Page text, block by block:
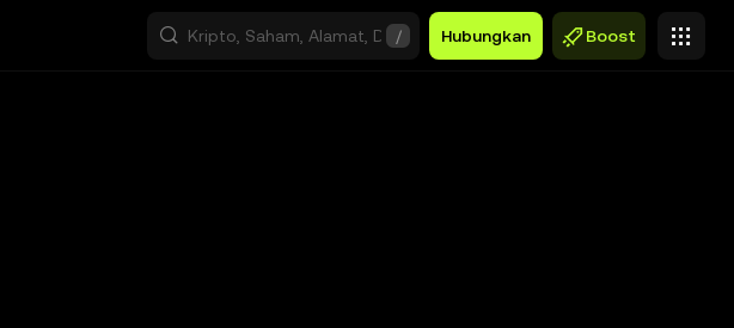
/ Hubungkan Boost